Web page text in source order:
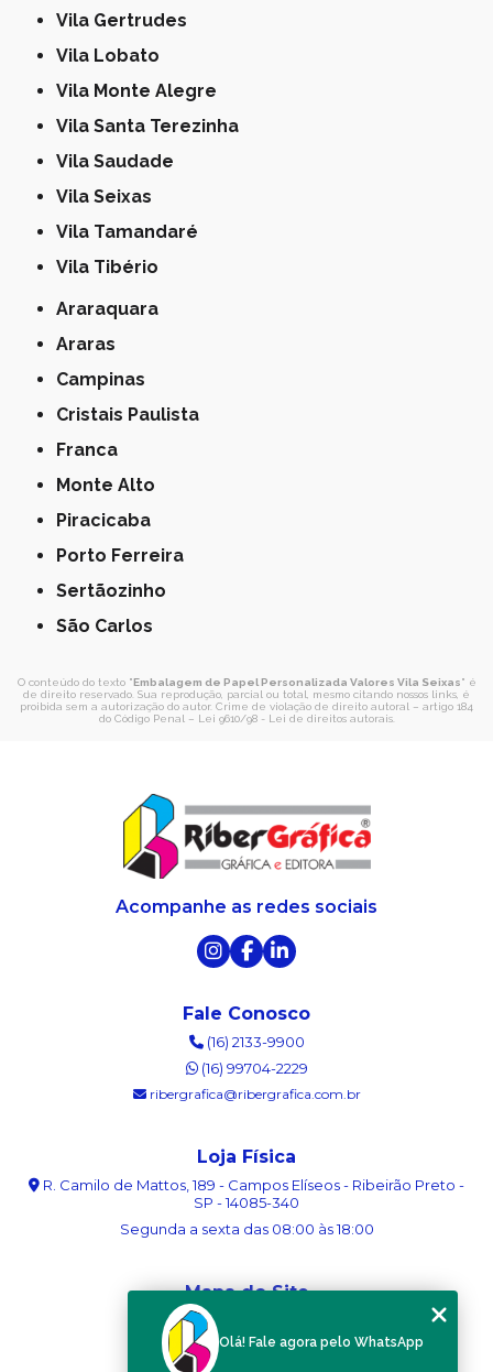
Vila Gertrudes
Vila Lobato
Vila Monte Alegre
Vila Santa Terezinha
Vila Saudade
Vila Seixas
Vila Tamandaré
Vila Tibério
Araraquara
Araras
Campinas
Cristais Paulista
Franca
Monte Alto
Piracicaba
Porto Ferreira
Sertãozinho
São Carlos
O conteúdo do texto " Embalagem de Papel Personalizada Valores Vila Seixas" é
de direito reservado. Sua reprodução, parcial ou total, mesmo citando nossos links, é
proibida sem a autorização do autor. Crime de violação de direito autoral – artigo 184
do Código Penal – Lei 9610/98 - Lei de direitos autorais.
Acompanhe as redes sociais
Fale Conosco
(16) 2133-9900
(16) 99704-2229
ribergrafica@ribergrafica.com.br
Loja Física
R. Camilo de Mattos, 189 - Campos Elíseos - Ribeirão Preto -
SP - 14085-340
Segunda a sexta das 08:00 às 18:00
Mapa do Site
Sobre nós
Olá! Fale agora pelo WhatsApp